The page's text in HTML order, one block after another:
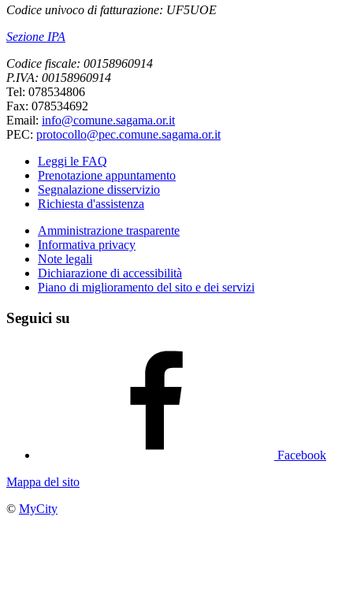
Codice univoco di fatturazione: UF5UOE
Sezione IPA
Codice fiscale: 00158960914
P.IVA: 00158960914
Tel: 078534806
Fax: 078534692
Email: info@comune.sagama.or.it
PEC: protocollo@pec.comune.sagama.or.it
Leggi le FAQ
Prenotazione appuntamento
Segnalazione disservizio
Richiesta d'assistenza
Amministrazione trasparente
Informativa privacy
Note legali
Dichiarazione di accessibilità
Piano di miglioramento del sito e dei servizi
Seguici su
Facebook
Mappa del sito
© MyCity